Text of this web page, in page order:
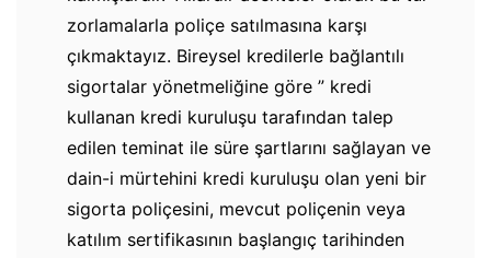
zorlamalarla poliçe satılmasına karşı
çıkmaktayız. Bireysel kredilerle bağlantılı
sigortalar yönetmeliğine göre ” kredi
kullanan kredi kuruluşu tarafından talep
edilen teminat ile süre şartlarını sağlayan ve
dain-i mürtehini kredi kuruluşu olan yeni bir
sigorta poliçesini, mevcut poliçenin veya
katılım sertifikasının başlangıç tarihinden